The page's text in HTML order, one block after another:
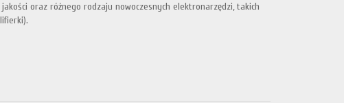
oraz różnego rodzaju nowoczesnych elektronarzędzi, takich